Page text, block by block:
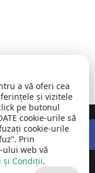
©
2026
Toate
drepturile
SRL
a vă oferi cea
și vizitele
pe butonul
cookie-urile să
cookie-urile
Prin
web vă
și Condiții.